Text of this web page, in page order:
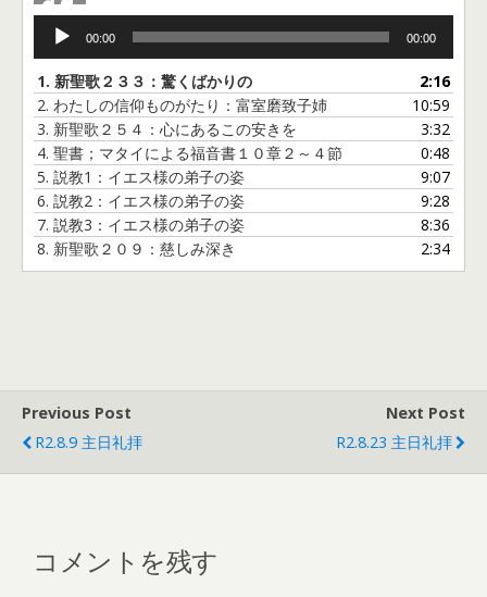
プ
レ
ー
ヤ
ー
00:00 00:00
1. 新聖歌２３３：驚くばかりの
2:16
2. わたしの信仰ものがたり：富室磨致子姉
10:59
3. 新聖歌２５４：心にあるこの安きを
3:32
4. 聖書；マタイによる福音書１０章２～４節
0:48
5. 説教1：イエス様の弟子の姿
9:07
6. 説教2：イエス様の弟子の姿
9:28
7. 説教3：イエス様の弟子の姿
8:36
8. 新聖歌２０９：慈しみ深き 2:34
Previous Post
R2.8.9 主日礼拝
Next Post
R2.8.23 主日礼拝
コメントを残す